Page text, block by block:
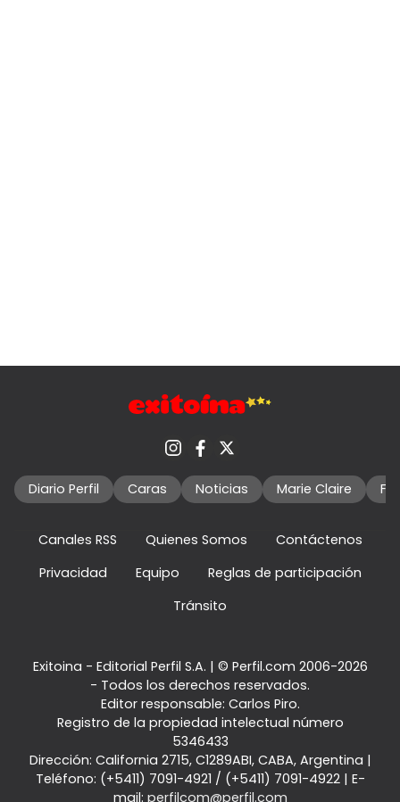
Diario Perfil Caras Noticias Marie Claire
Canales RSS Quienes Somos
Contáctenos
Privacidad
Equipo
Reglas de participación
Tránsito
Exitoina - Editorial Perfil S.A. | © Perfil.com 2006-2026
- Todos los derechos reservados.
Editor responsable: Carlos Piro.
Registro de la propiedad intelectual número
5346433
Dirección: California 2715, C1289ABI, CABA, Argentina |
Teléfono: (+5411) 7091-4921 / (+5411) 7091-4922| E-
mail: perfilcom@perfil.com